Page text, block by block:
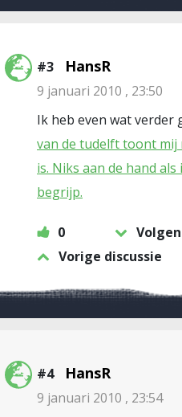
#3 HansR
9 januari 2010 , 23:50
Ik heb even wat verder
van de tudelft toont mij
is. Niks aan de hand
begrijp.
0
Vorige discussie
#4 HansR
9 januari 2010 , 23:54